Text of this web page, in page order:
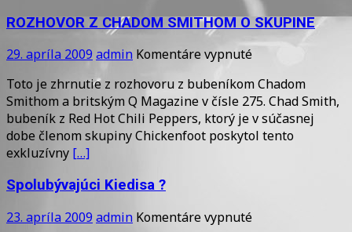
ROZHOVOR Z CHADOM SMITHOM O SKUPINE
29. apríla 2009 admin Komentáre vypnuténa
Z
CHADOM
SMITHOM
O
Toto je zhrnutie z rozhovoru z bubeníkom Chadom
Smithom a britským Q Magazine v čísle 275. Chad Smith,
bubeník z Red Hot Chili Peppers, ktorý je v súčasnej
dobe členom skupiny Chickenfoot poskytol tento
exkluzívny […]
Spolubývajúci Kiedisa ?
23. apríla 2009 admin Komentáre vypnuténa